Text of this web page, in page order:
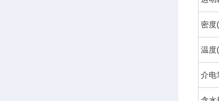
密度
温
介电